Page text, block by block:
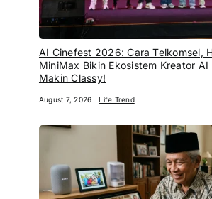
AI Cinefest 2026: Cara Telkomsel,
MiniMax Bikin Ekosistem Kreator AI
Makin Classy!
August 7, 2026 Life Trend